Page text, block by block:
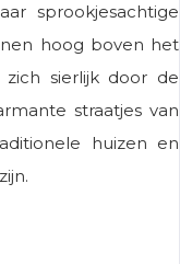
sprookjesachtige
hoog boven het
sierlijk door de
straatjes van
huizen en